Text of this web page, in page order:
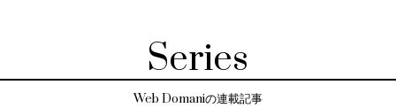
Series
Web Domaniの連載記事